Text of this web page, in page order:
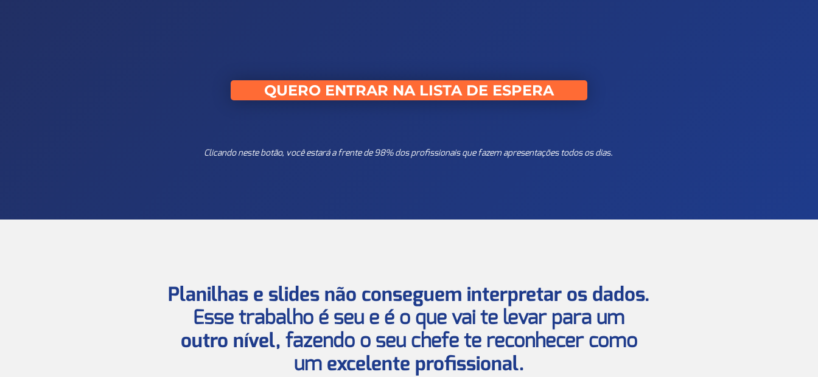
QUERO ENTRAR NA LISTA DE ESPERA
Clicando neste botão, você estará a frente de 98% dos profissionais que fazem apresentações todos os dias.
Planilhas e slides não conseguem interpretar os dados.
Esse trabalho é seu e é o que vai te levar para um
outro nível, fazendo o seu chefe te reconhecer como
um excelente profissional.